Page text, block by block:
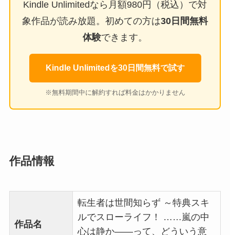
Kindle Unlimitedなら月額980円（税込）で対
象作品が読み放題。初めての方は30日間無料
体験できます。
Kindle Unlimitedを30日間無料で試す
※無料期間中に解約すれば料金はかかりません
作品情報
作品名
転生者は世間知らず ～特典スキ
ルでスローライフ！ ……嵐の中
心は静か――って、どういう意